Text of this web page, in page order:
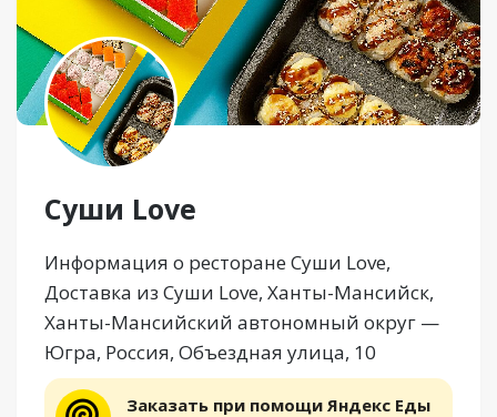
Суши Love
Информация о ресторане Суши Love,
Доставка из Суши Love, Ханты-Мансийск,
Ханты-Мансийский автономный округ —
Югра, Россия, Объездная улица, 10
Заказать при помощи Яндекс Еды